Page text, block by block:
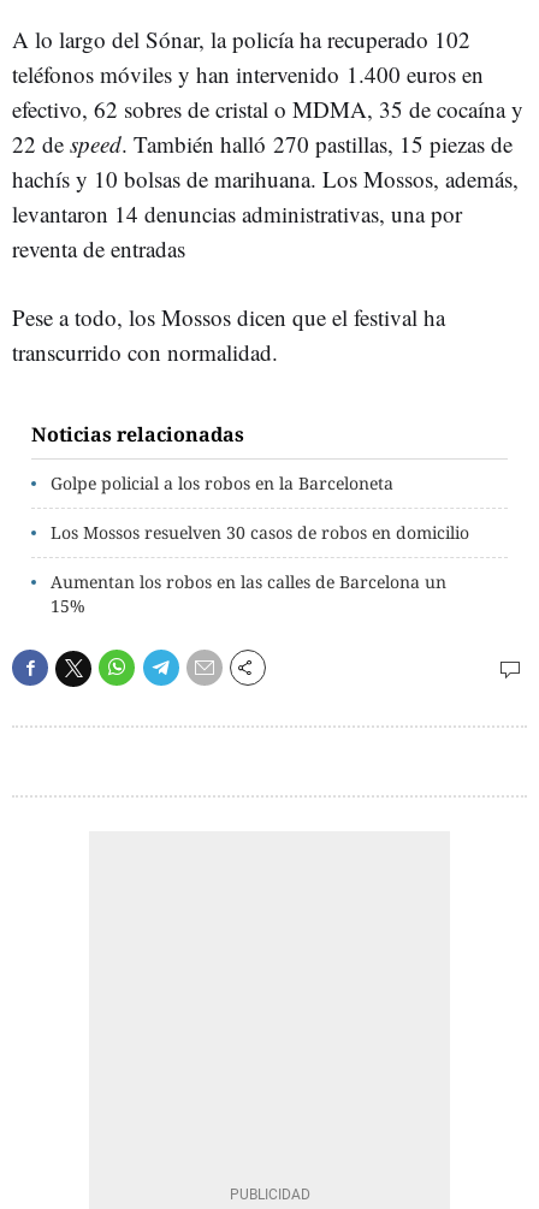
A lo largo del Sónar, la policía ha recuperado 102
teléfonos móviles y han intervenido 1.400 euros en
efectivo, 62 sobres de cristal o MDMA, 35 de cocaína y
22 de speed. También halló 270 pastillas, 15 piezas de
hachís y 10 bolsas de marihuana. Los Mossos, además,
levantaron 14 denuncias administrativas, una por
reventa de entradas
Pese a todo, los Mossos dicen que el festival ha
transcurrido con normalidad.
Noticias relacionadas
Golpe policial a los robos en la Barceloneta
Los Mossos resuelven 30 casos de robos en domicilio
Aumentan los robos en las calles de Barcelona un
15%